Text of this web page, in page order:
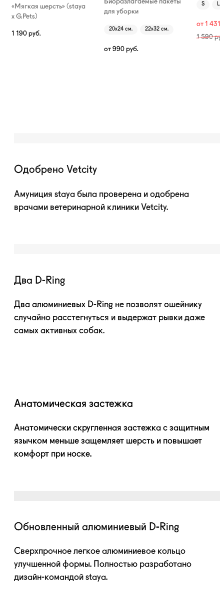
«Мягкая шерсть» (staya
х G.Pets)
1 190 руб.
Биоразлагаемые пакеты
для уборки
20х24 см. 22х32 см.
от 990 руб.
S L
от 1 431
1 590
Одобрено Vetcity
Амуниция staya была проверена и одобрена
врачами ветеринарной клиники Vetcity.
Два D-Ring
Два алюминиевых D-Ring не позволят ошейнику
случайно расстегнуться и выдержат рывки даже
самых активных собак.
Анатомическая застежка
Анатомически скругленная застежка с защитным
язычком меньше защемляет шерсть и повышает
комфорт при носке.
Обновленный алюминиевый D-Ring
Сверхпрочное легкое алюминиевое кольцо
улучшенной формы. Полностью разработано
дизайн-командой staya.